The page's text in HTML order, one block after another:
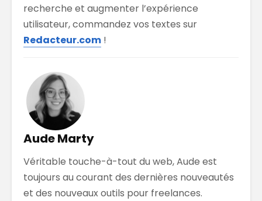
recherche et augmenter l’expérience
utilisateur, commandez vos textes sur
Redacteur.com !
Aude Marty
Véritable touche-à-tout du web, Aude est
toujours au courant des dernières nouveautés
et des nouveaux outils pour freelances.